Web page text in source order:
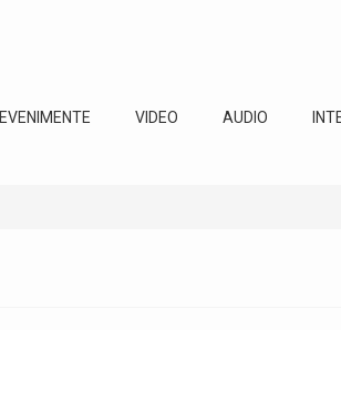
EVENIMENTE VIDEO AUDIO